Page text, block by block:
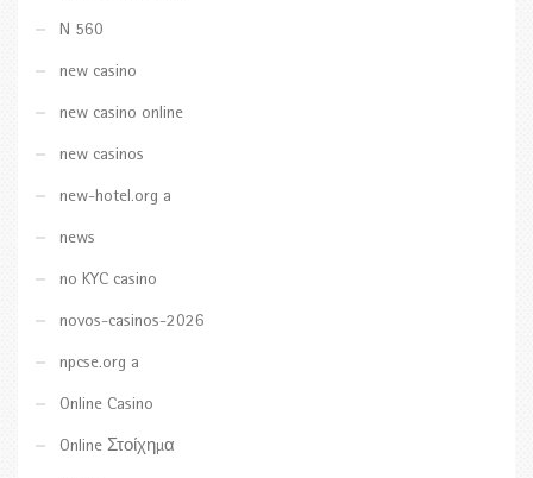
N 560
new casino
new casino online
new casinos
new-hotel.org a
news
no KYC casino
novos-casinos-2026
npcse.org a
Online Casino
Online Στοίχημα